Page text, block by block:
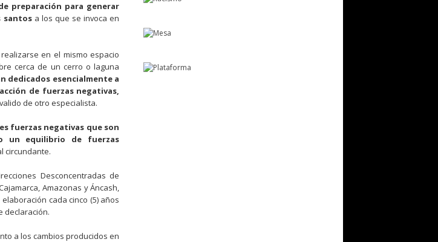
preparación para generar
santosa los que se invoca en
en el mismo espacio
cerca de un cerro o laguna
dedicados esencialmente a
de fuerzas negativas,
de otro especialista.
fuerzas negativas que son
un equilibrio de fuerzas
circundante.
Desconcentradas de
Amazonas y Áncash,
cada cinco (5) años
declaración.
a los cambios producidos en